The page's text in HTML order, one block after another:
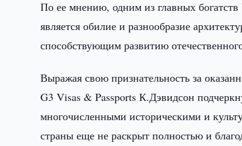
По ее мнению, одним из главных богатств
является обилие и разнообразие
способствующим развитию
Выражая свою признательность за
G3 Visas & Passports К.Дэвидсон
многочисленными историческими и
страны еще не раскрыт полностью и